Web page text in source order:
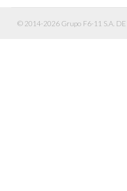
© 2014-2026 Grupo F6-11 S.A. DE